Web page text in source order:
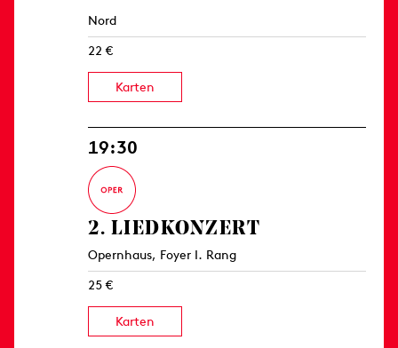
Nord
22 €
Karten
19:30
2. LIED­KONZERT
Opernhaus, Foyer I. Rang
25 €
Karten